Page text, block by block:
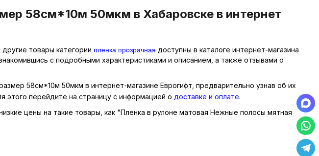
58см*10м 50мкм в Хабаровске в интернет
товары категории пленка прозрачная доступны в каталоге интернет-магазина
с подробными характеристиками и описанием, а также отзывами о
58см*10м 50мкм в интернет-магазине Еврогифт, предварительно узнав об их
этого перейдите на страницу с информацией о доставке и оплате.
цены на такие товары, как "Пленка в рулоне матовая Нежные полосы мятная